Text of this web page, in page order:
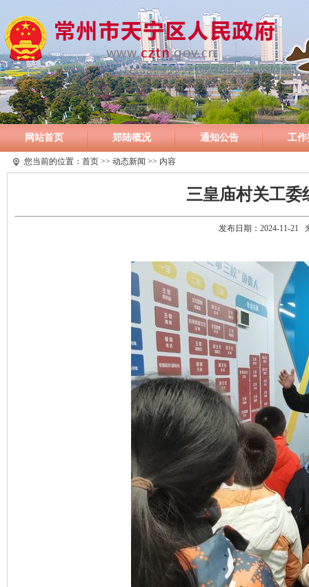
网站首页 郑陆概况 通知公告 工作
您当前的位置： 首页 >> 动态新闻 >> 内容
三皇庙村关工委
发布日期：2024-11-21